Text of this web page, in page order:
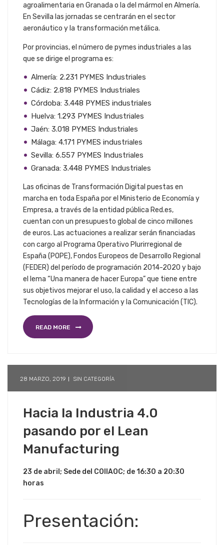
agroalimentaria en Granada o la del mármol en Almería.
En Sevilla las jornadas se centrarán en el sector
aeronáutico y la transformación metálica.
Por provincias, el número de pymes industriales a las
que se dirige el programa es:
Almería: 2.231 PYMES Industriales
Cádiz: 2.818 PYMES Industriales
Córdoba: 3.448 PYMES industriales
Huelva: 1.293 PYMES Industriales
Jaén: 3.018 PYMES Industriales
Málaga: 4.171 PYMES industriales
Sevilla: 6.557 PYMES Industriales
Granada: 3.448 PYMES Industriales
Las oficinas de Transformación Digital puestas en
marcha en toda España por el Ministerio de Economía y
Empresa, a través de la entidad pública Red.es,
cuentan con un presupuesto global de cinco millones
de euros. Las actuaciones a realizar serán financiadas
con cargo al Programa Operativo Plurirregional de
España (POPE), Fondos Europeos de Desarrollo Regional
(FEDER) del período de programación 2014-2020 y bajo
el lema “Una manera de hacer Europa” que tiene entre
sus objetivos mejorar el uso, la calidad y el acceso a las
Tecnologías de la Información y la Comunicación (TIC).
READ MORE
28 MARZO, 2019 SIN CATEGORÍA
Hacia la Industria 4.0
pasando por el Lean
Manufacturing
23 de abril; Sede del COIIAOC; de 16:30 a 20:30
horas
Presentación: